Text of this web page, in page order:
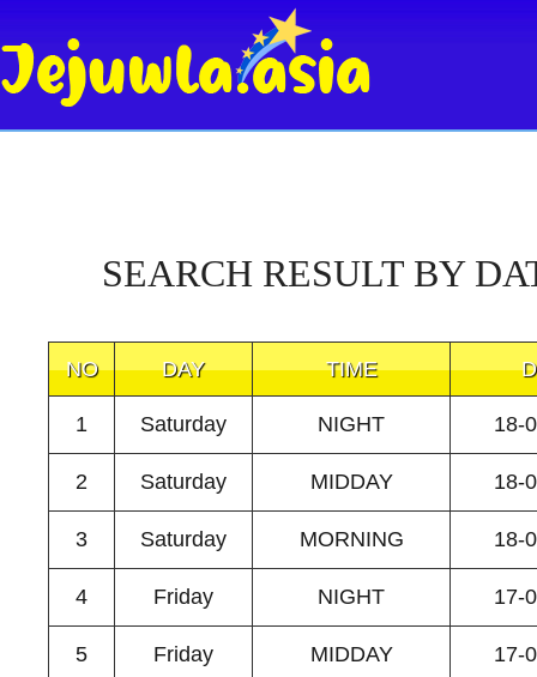
SEARCH RESULT BY
NO DAY TIME
1 Saturday NIGHT 18-
2 Saturday MIDDAY 18-
3 Saturday MORNING 18-
4 Friday NIGHT 17-
5 Friday MIDDAY 17-